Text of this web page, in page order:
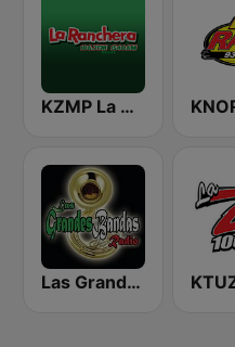
KZMP La Ranchera 106.7 FM and 1540 AM
Las Grandes Bandas Radio